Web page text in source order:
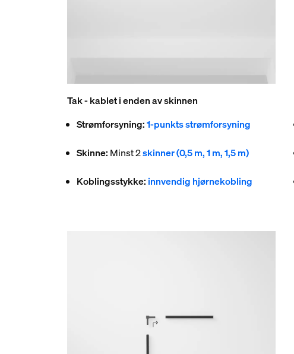
Tak - kablet i enden av skinnen
Strømforsyning:1-punkts strømforsyning
Skinne: Minst 2skinner (0,5 m, 1 m, 1,5 m)
Koblingsstykke: innvendig hjørnekobling